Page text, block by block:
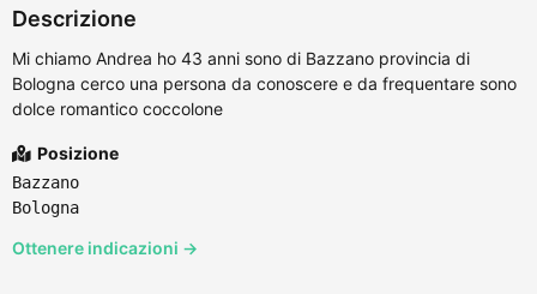
Descrizione
Mi chiamo Andrea ho 43 anni sono di Bazzano provincia di
Bologna cerco una persona da conoscere e da frequentare sono
dolce romantico coccolone
Posizione
Bazzano
Bologna
Ottenere indicazioni →